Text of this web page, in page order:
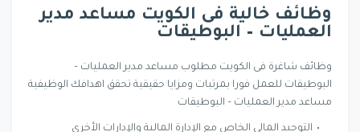
وظائف خالية فى الكويت مساعد مدير
العمليات – البوطيقات
وظائف شاغرة فى الكويت مطلوب مساعد مدير العمليات –
البوطيقات للعمل فورا بمرتبات ومزايا حقيقية تحقق اهدافك الوظيفية
مساعد مدير العمليات – البوطيقات
التوحيد المالي الخاص مع الإدارة المالية والإدارات الأخرى